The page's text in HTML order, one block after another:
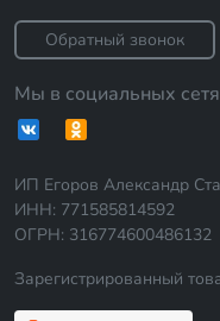
Обратный звонок
Мы в социальных
ИП Егоров Александр
ИНН: 771585814592
ОГРН: 316774600486132
Зарегистрированный